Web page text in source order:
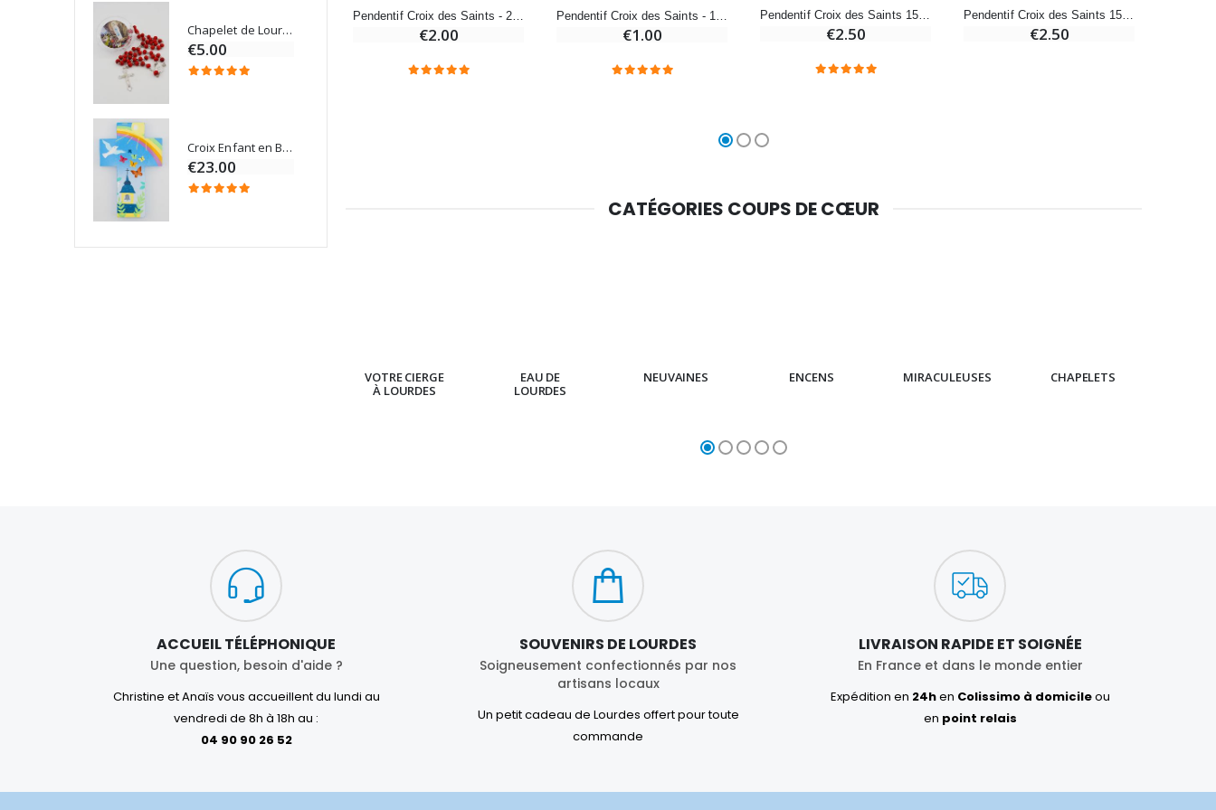
Chapelet de Lourdes en Bois
€5.00
Croix Enfant en Bois Eglise Papillons et Arc-en-ciel 15 cm
€23.00
Huile d'Onction
Croix Enfant en Bois Eglise Papillons et Arc-en-ciel 15 cm
Pendentif Croix des Saints - 27mm
€2.00 €1.00
Pendentif Croix des Saints 15mm - Orange
€2.50
Pendentif Croix des Saints 15mm - Violet
€2.50
CATÉGORIES COUPS DE CŒUR
VOTRE CIERGE
À LOURDES
EAU DE
LOURDES
NEUVAINES ENCENS MIRACULEUSES CHAPELETS
ACCUEIL TÉLÉPHONIQUE
Une question, besoin d'aide ?
Christine et Anaïs vous accueillent du lundi au
vendredi de 8h à 18h au :
04 90 90 26 52
SOUVENIRS DE LOURDES
Soigneusement confectionnés par nos
artisans locaux
Un petit cadeau de Lourdes offert pour toute
commande
LIVRAISON RAPIDE ET SOIGNÉE
En France et dans le monde entier
Expédition en 24hen Colissimo à domicileou
en point relais